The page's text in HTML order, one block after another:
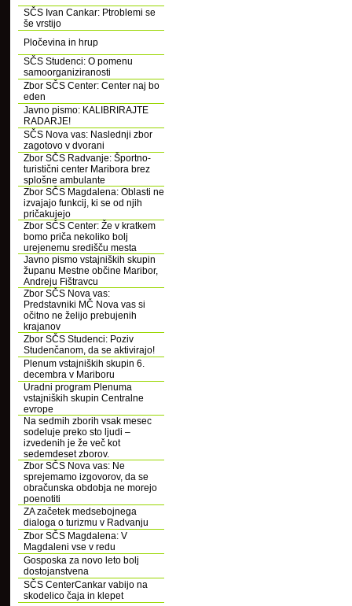
SČS Ivan Cankar: Ptroblemi se
še vrstijo
Pločevina in hrup
SČS Studenci: O pomenu
samoorganiziranosti
Zbor SČS Center: Center naj bo
eden
Javno pismo: KALIBRIRAJTE
RADARJE!
SČS Nova vas: Naslednji zbor
zagotovo v dvorani
Zbor SČS Radvanje: Športno-
turistični center Maribora brez
splošne ambulante
Zbor SČS Magdalena: Oblasti ne
izvajajo funkcij, ki se od njih
pričakujejo
Zbor SČS Center: Že v kratkem
bomo priča nekoliko bolj
urejenemu središču mesta
Javno pismo vstajniških skupin
županu Mestne občine Maribor,
Andreju Fištravcu
Zbor SČS Nova vas:
Predstavniki MČ Nova vas si
očitno ne želijo prebujenih
krajanov
Zbor SČS Studenci: Poziv
Studenčanom, da se aktivirajo!
Plenum vstajniških skupin 6.
decembra v Mariboru
Uradni program Plenuma
vstajniških skupin Centralne
evrope
Na sedmih zborih vsak mesec
sodeluje preko sto ljudi –
izvedenih je že več kot
sedemdeset zborov.
Zbor SČS Nova vas: Ne
sprejemamo izgovorov, da se
obračunska obdobja ne morejo
poenotiti
ZA začetek medsebojnega
dialoga o turizmu v Radvanju
Zbor SČS Magdalena: V
Magdaleni vse v redu
Gosposka za novo leto bolj
dostojanstvena
SČS CenterCankar vabijo na
skodelico čaja in klepet